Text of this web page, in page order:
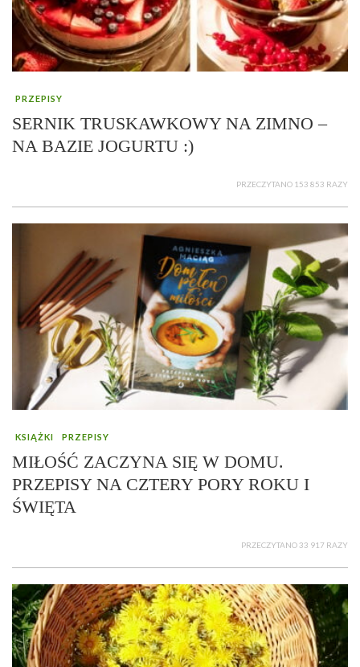
PRZEPISY
SERNIK TRUSKAWKOWY NA ZIMNO –
NA BAZIE JOGURTU :)
PRZECZYTANO 153 853 RAZY
KSIĄŻKI PRZEPISY
MIŁOŚĆ ZACZYNA SIĘ W DOMU.
PRZEPISY NA CZTERY PORY ROKU I
ŚWIĘTA
PRZECZYTANO 33 917 RAZY